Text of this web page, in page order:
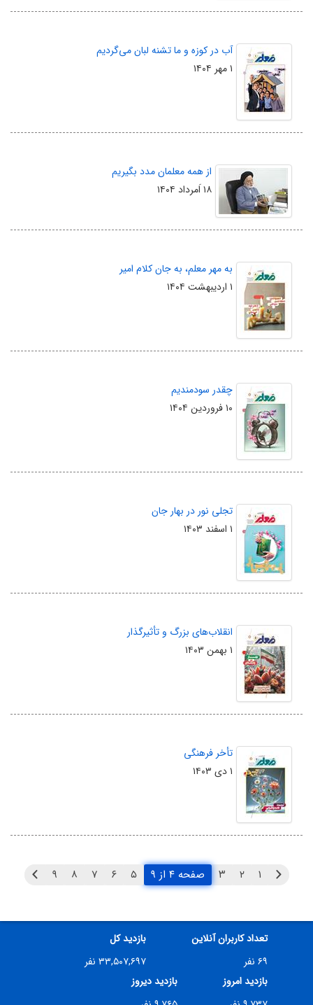
آب در کوزه و ما تشنه لبان می‌گردیم
۱ مهر ۱۴۰۴
از همه معلمان مدد بگیریم
۱۸ اَمرداد ۱۴۰۴
به مهر معلم، به جان کلام امیر
۱ اردیبهشت ۱۴۰۴
چقدر سودمندیم
۱۰ فروردین ۱۴۰۴
تجلی نور در بهار جان
۱ اسفند ۱۴۰۳
انقلاب‌های بزرگ و تأثیرگذار
۱ بهمن ۱۴۰۳
تأخر فرهنگی
۱ دی ۱۴۰۳
۱ ۲ ۳ صفحه ۴ از ۹ ۵ ۶ ۷ ۸ ۹
تعداد کاربران آنلاین
۶۹ نفر
بازدید کل
۳۳,۵۰۷,۶۹۷ نفر
بازدید امروز
بازدید دیروز